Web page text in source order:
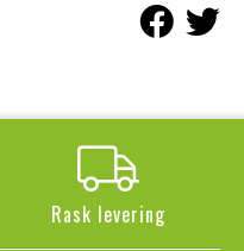
Rask levering